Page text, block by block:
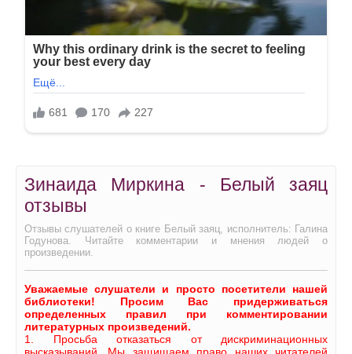
Зинаида Миркина - Белый заяц
отзывы
Отзывы слушателей о книге Белый заяц, исполнитель: Галина
Годунова. Читайте комментарии и мнения людей о
произведении.
Уважаемые слушатели и просто посетители нашей
библиотеки! Просим Вас придерживаться
определенных правил при комментировании
литературных произведений.
1. Просьба отказаться от дискриминационных
высказываний. Мы защищаем право наших читателей